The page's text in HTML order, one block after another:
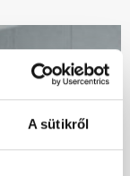
A sütikről